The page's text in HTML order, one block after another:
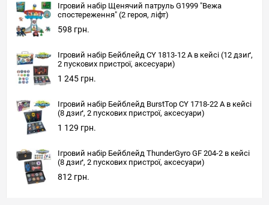
Ігровий набір Щенячий патруль G1999 "Вежа
спостереження" (2 героя, ліфт)
598 грн.
Ігровий набір Бейблейд CY 1813-12 A в кейсі (12 дзиґ,
2 пускових пристрої, аксесуари)
1 245 грн.
Ігровий набір Бейблейд BurstTop CY 1718-22 A в кейсі
(8 дзиґ, 2 пускових пристрої, аксесуари)
1 129 грн.
Ігровий набір Бейблейд ThunderGyro GF 204-2 в кейсі
(8 дзиґ, 2 пускових пристрої, аксесуари)
812 грн.